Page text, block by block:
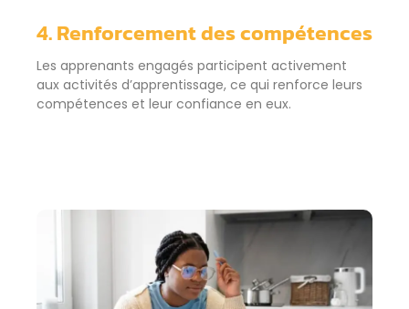
4. Renforcement des compétences
Les apprenants engagés participent activement
aux activités d’apprentissage, ce qui renforce leurs
compétences et leur confiance en eux.